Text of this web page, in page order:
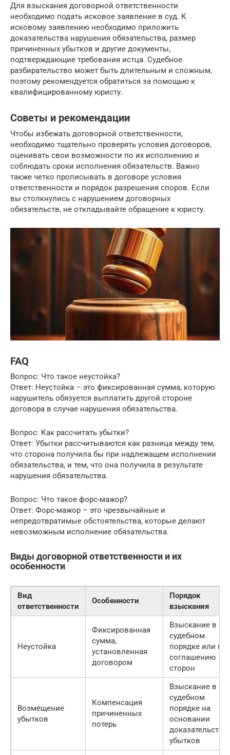
Для взыскания договорной ответственности
необходимо подать исковое заявление в суд. К
исковому заявлению необходимо приложить
доказательства нарушения обязательства, размер
причиненных убытков и другие документы,
подтверждающие требования истца. Судебное
разбирательство может быть длительным и сложным,
поэтому рекомендуется обратиться за помощью к
квалифицированному юристу.
Советы и рекомендации
Чтобы избежать договорной ответственности,
необходимо тщательно проверять условия договоров,
оценивать свои возможности по их исполнению и
соблюдать сроки исполнения обязательств. Важно
также четко прописывать в договоре условия
ответственности и порядок разрешения споров. Если
вы столкнулись с нарушением договорных
обязательств, не откладывайте обращение к юристу.
FAQ
Вопрос: Что такое неустойка?
Ответ: Неустойка – это фиксированная сумма, которую
нарушитель обязуется выплатить другой стороне
договора в случае нарушения обязательства.
Вопрос: Как рассчитать убытки?
Ответ: Убытки рассчитываются как разница между тем,
что сторона получила бы при надлежащем исполнении
обязательства, и тем, что она получила в результате
нарушения обязательства.
Вопрос: Что такое форс-мажор?
Ответ: Форс-мажор – это чрезвычайные и
непредотвратимые обстоятельства, которые делают
невозможным исполнение обязательства.
Виды договорной ответственности и их
особенности
Вид
ответственности
Особенности
Порядок
взыскания
Неустойка
Фиксированная
сумма,
установленная
договором
Взыскание в
судебном
порядке или по
соглашению
сторон
Возмещение
убытков
Компенсация
причиненных
потерь
Взыскание в
судебном
порядке на
основании
доказательств
убытков